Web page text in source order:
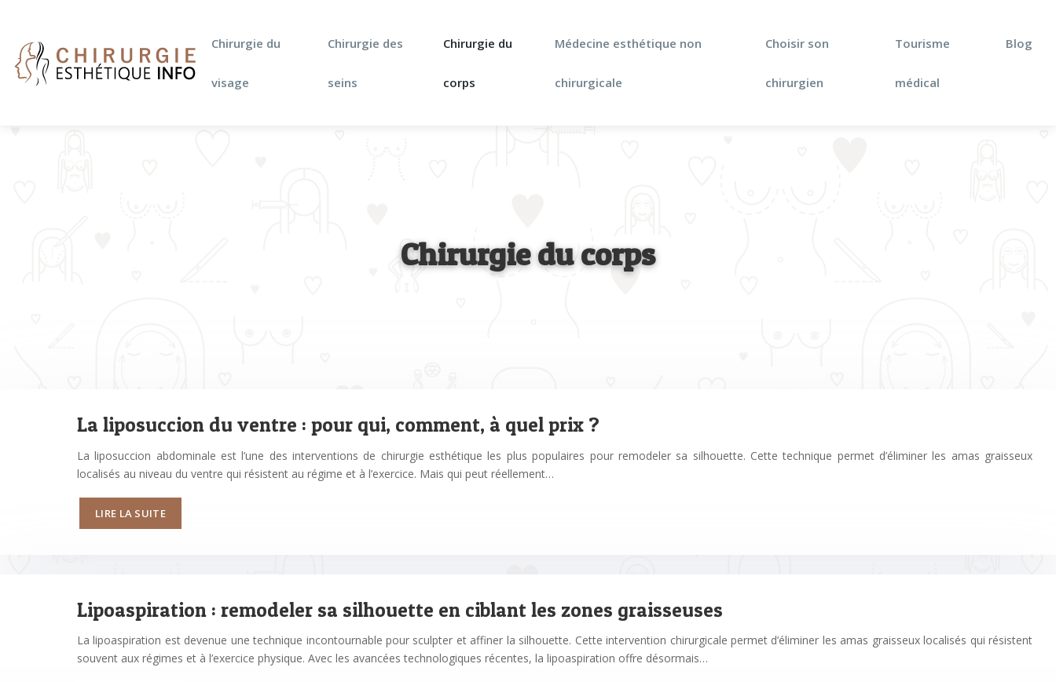
Chirurgie du
visage
Chirurgie des
seins
Chirurgie du
corps
Médecine esthétique non
chirurgicale
Choisir son
chirurgien
Tourisme
médical
Blog
Chirurgie du corps
La liposuccion du ventre : pour qui, comment, à quel prix ?
La liposuccion abdominale est l’une des interventions de chirurgie esthétique les plus populaires pour remodeler sa silhouette. Cette technique permet d’éliminer les amas graisseux
localisés au niveau du ventre qui résistent au régime et à l’exercice. Mais qui peut réellement…
LIRE LA SUITE
Lipoaspiration : remodeler sa silhouette en ciblant les zones graisseuses
La lipoaspiration est devenue une technique incontournable pour sculpter et affiner la silhouette. Cette intervention chirurgicale permet d’éliminer les amas graisseux localisés qui résistent
souvent aux régimes et à l’exercice physique. Avec les avancées technologiques récentes, la lipoaspiration offre désormais…